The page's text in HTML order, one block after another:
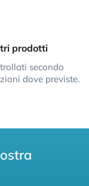
prodotti
secondo
dove previste.